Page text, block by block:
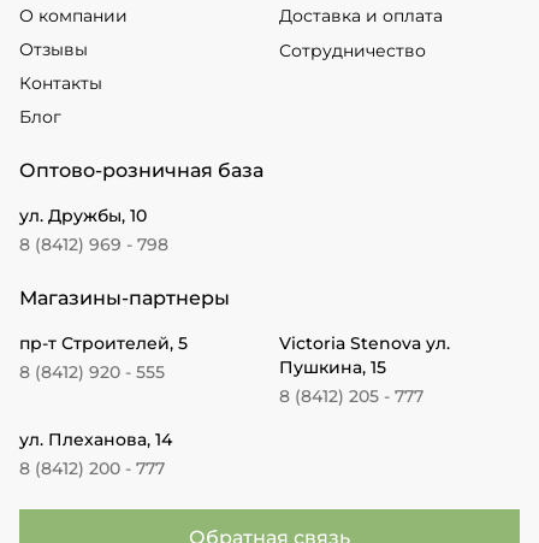
О компании
Отзывы
Контакты
Блог
Доставка и оплата
Сотрудничество
Оптово-розничная база
ул. Дружбы, 10
8 (8412) 969 - 798
Магазины-партнеры
пр-т Строителей, 5
8 (8412) 920 - 555
Victoria Stenova ул.
Пушкина, 15
8 (8412) 205 - 777
ул. Плеханова, 14
8 (8412) 200 - 777
Обратная связь